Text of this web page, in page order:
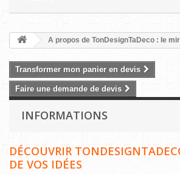
A propos de TonDesignTaDeco : le
Transformer mon panier en devis
Faire une demande de devis
INFORMATIONS
DÉCOUVRIR
DE VOS IDÉES